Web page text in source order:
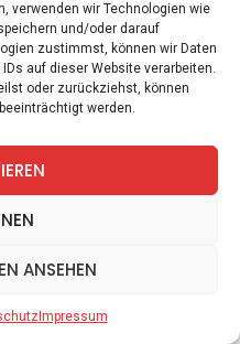
verwenden wir Technologien wie
und/oder darauf
zustimmst, können wir Daten
auf dieser Website verarbeiten.
oder zurückziehst, können
werden.
ANSEHEN
Impressum
Datenschutz Impressum